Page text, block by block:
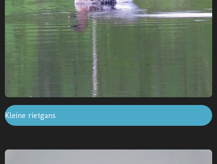
Kleine rietgans